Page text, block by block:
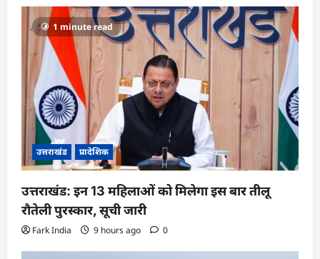
1 minute read
उत्तराखंड प्रादेशिक
उत्तराखंड: इन 13 महिलाओं को मिलेगा इस बार तीलू
रौतेली पुरस्कार, सूची जारी
Fark India 9 hours ago 0